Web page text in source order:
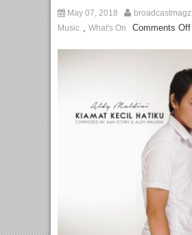
May 07, 2018 broadcastmagz
Music , What's On Comments Off